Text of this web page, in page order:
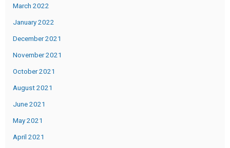
March 2022
January 2022
December 2021
November 2021
October 2021
August 2021
June 2021
May 2021
April 2021